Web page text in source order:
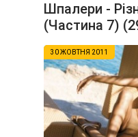
Шпалери -
(Частина 7)
30 ЖОВТНЯ 2011